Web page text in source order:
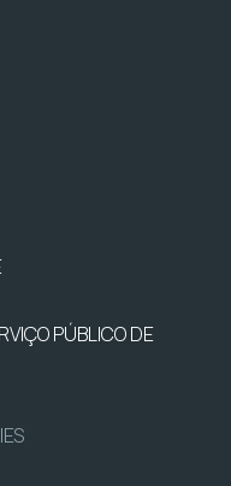
PÚBLICO DE